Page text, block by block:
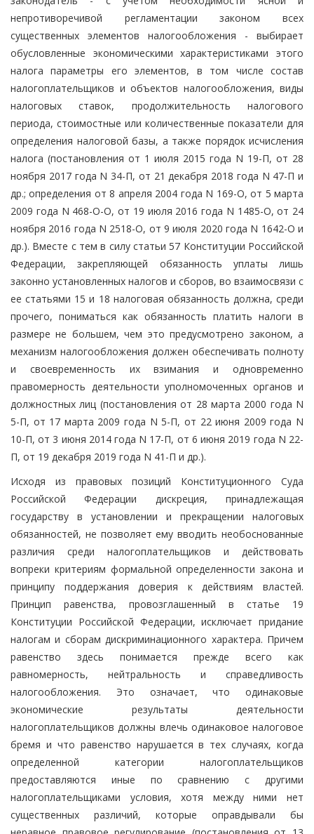
непротиворечивой регламентации законом всех
существенных элементов налогообложения - выбирает
обусловленные экономическими характеристиками этого
налога параметры его элементов, в том числе состав
налогоплательщиков и объектов налогообложения, виды
налоговых ставок, продолжительность налогового
периода, стоимостные или количественные показатели для
определения налоговой базы, а также порядок исчисления
налога (постановления от 1 июля 2015 года N 19-П, от 28
ноября 2017 года N 34-П, от 21 декабря 2018 года N 47-П и
др.; определения от 8 апреля 2004 года N 169-О, от 5 марта
2009 года N 468-О-О, от 19 июля 2016 года N 1485-О, от 24
ноября 2016 года N 2518-О, от 9 июля 2020 года N 1642-О и
др.). Вместе с тем в силу статьи 57 Конституции Российской
Федерации, закрепляющей обязанность уплаты лишь
законно установленных налогов и сборов, во взаимосвязи с
ее статьями 15 и 18 налоговая обязанность должна, среди
прочего, пониматься как обязанность платить налоги в
размере не большем, чем это предусмотрено законом, а
механизм налогообложения должен обеспечивать полноту
и своевременность их взимания и одновременно
правомерность деятельности уполномоченных органов и
должностных лиц (постановления от 28 марта 2000 года N
5-П, от 17 марта 2009 года N 5-П, от 22 июня 2009 года N
10-П, от 3 июня 2014 года N 17-П, от 6 июня 2019 года N 22-
П, от 19 декабря 2019 года N 41-П и др.).
Исходя из правовых позиций Конституционного Суда
Российской Федерации дискреция, принадлежащая
государству в установлении и прекращении налоговых
обязанностей, не позволяет ему вводить необоснованные
различия среди налогоплательщиков и действовать
вопреки критериям формальной определенности закона и
принципу поддержания доверия к действиям властей.
Принцип равенства, провозглашенный в статье 19
Конституции Российской Федерации, исключает придание
налогам и сборам дискриминационного характера. Причем
равенство здесь понимается прежде всего как
равномерность, нейтральность и справедливость
налогообложения. Это означает, что одинаковые
экономические результаты деятельности
налогоплательщиков должны влечь одинаковое налоговое
бремя и что равенство нарушается в тех случаях, когда
определенной категории налогоплательщиков
предоставляются иные по сравнению с другими
налогоплательщиками условия, хотя между ними нет
существенных различий, которые оправдывали бы